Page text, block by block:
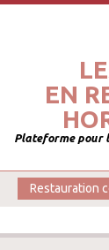
EN
Plateforme pour
Restauration